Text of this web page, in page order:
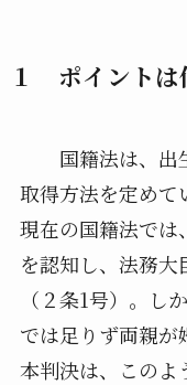
１ ポイントは
国籍法は、出
取得方法を定めて
現在の国籍法では
を認知し、法務
（２条1号）。し
では足りず両親が
本判決は、この